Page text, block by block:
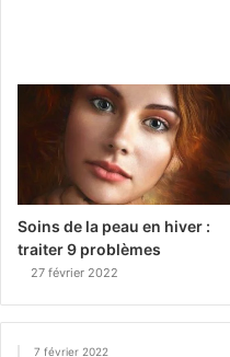
Soins de la peau en hiver :
traiter 9 problèmes
27 février 2022
7 février 2022